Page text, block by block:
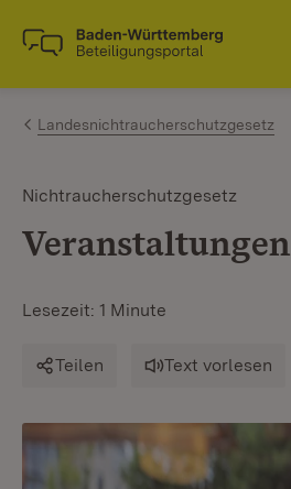
Zum Inhalt springen
Link zur Startseite
Landesnichtraucherschutzgesetz
Nichtraucherschutzgesetz
Veranstaltungen
Lesezeit: 1 Minute
Teilen Text vorlesen